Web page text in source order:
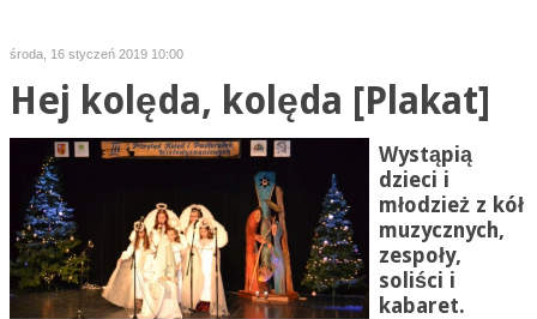
środa, 16 styczeń 2019 10:00
Hej kolęda, kolęda [Plakat]
Wystąpią
dzieci i
młodzież z kół
muzycznych,
zespoły,
soliści i
kabaret.